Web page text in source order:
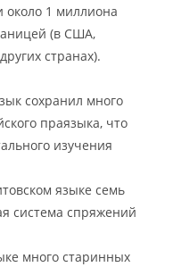
около 1 миллиона
(в США,
странах).
сохранил много
праязыка, что
изучения
языке семь
система спряжений
много старинных